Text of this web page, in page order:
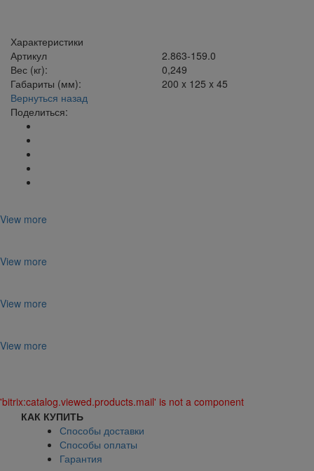
Характеристики
Артикул
2.863-159.0
Вес (кг):
0,249
Габариты (мм):
200 x 125 x 45
Вернуться назад
Поделиться:
View more
View more
View more
View more
'bitrix:catalog.viewed.products.mail' is not a component
КАК КУПИТЬ
Способы доставки
Способы оплаты
Гарантия